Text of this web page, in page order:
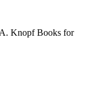
Knopf Books for